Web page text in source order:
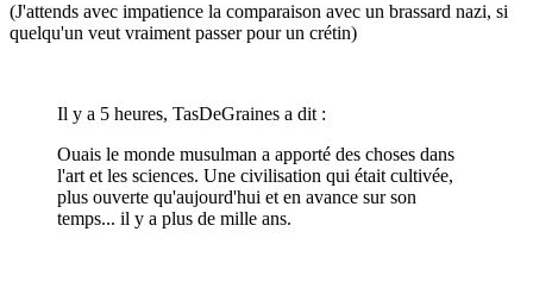
(J'attends avec impatience la comparaison avec un brassard nazi, si
quelqu'un veut vraiment passer pour un crétin)
Il y a 5 heures, TasDeGraines a dit :
Ouais le monde musulman a apporté des choses dans
l'art et les sciences. Une civilisation qui était cultivée,
plus ouverte qu'aujourd'hui et en avance sur son
temps... il y a plus de mille ans.